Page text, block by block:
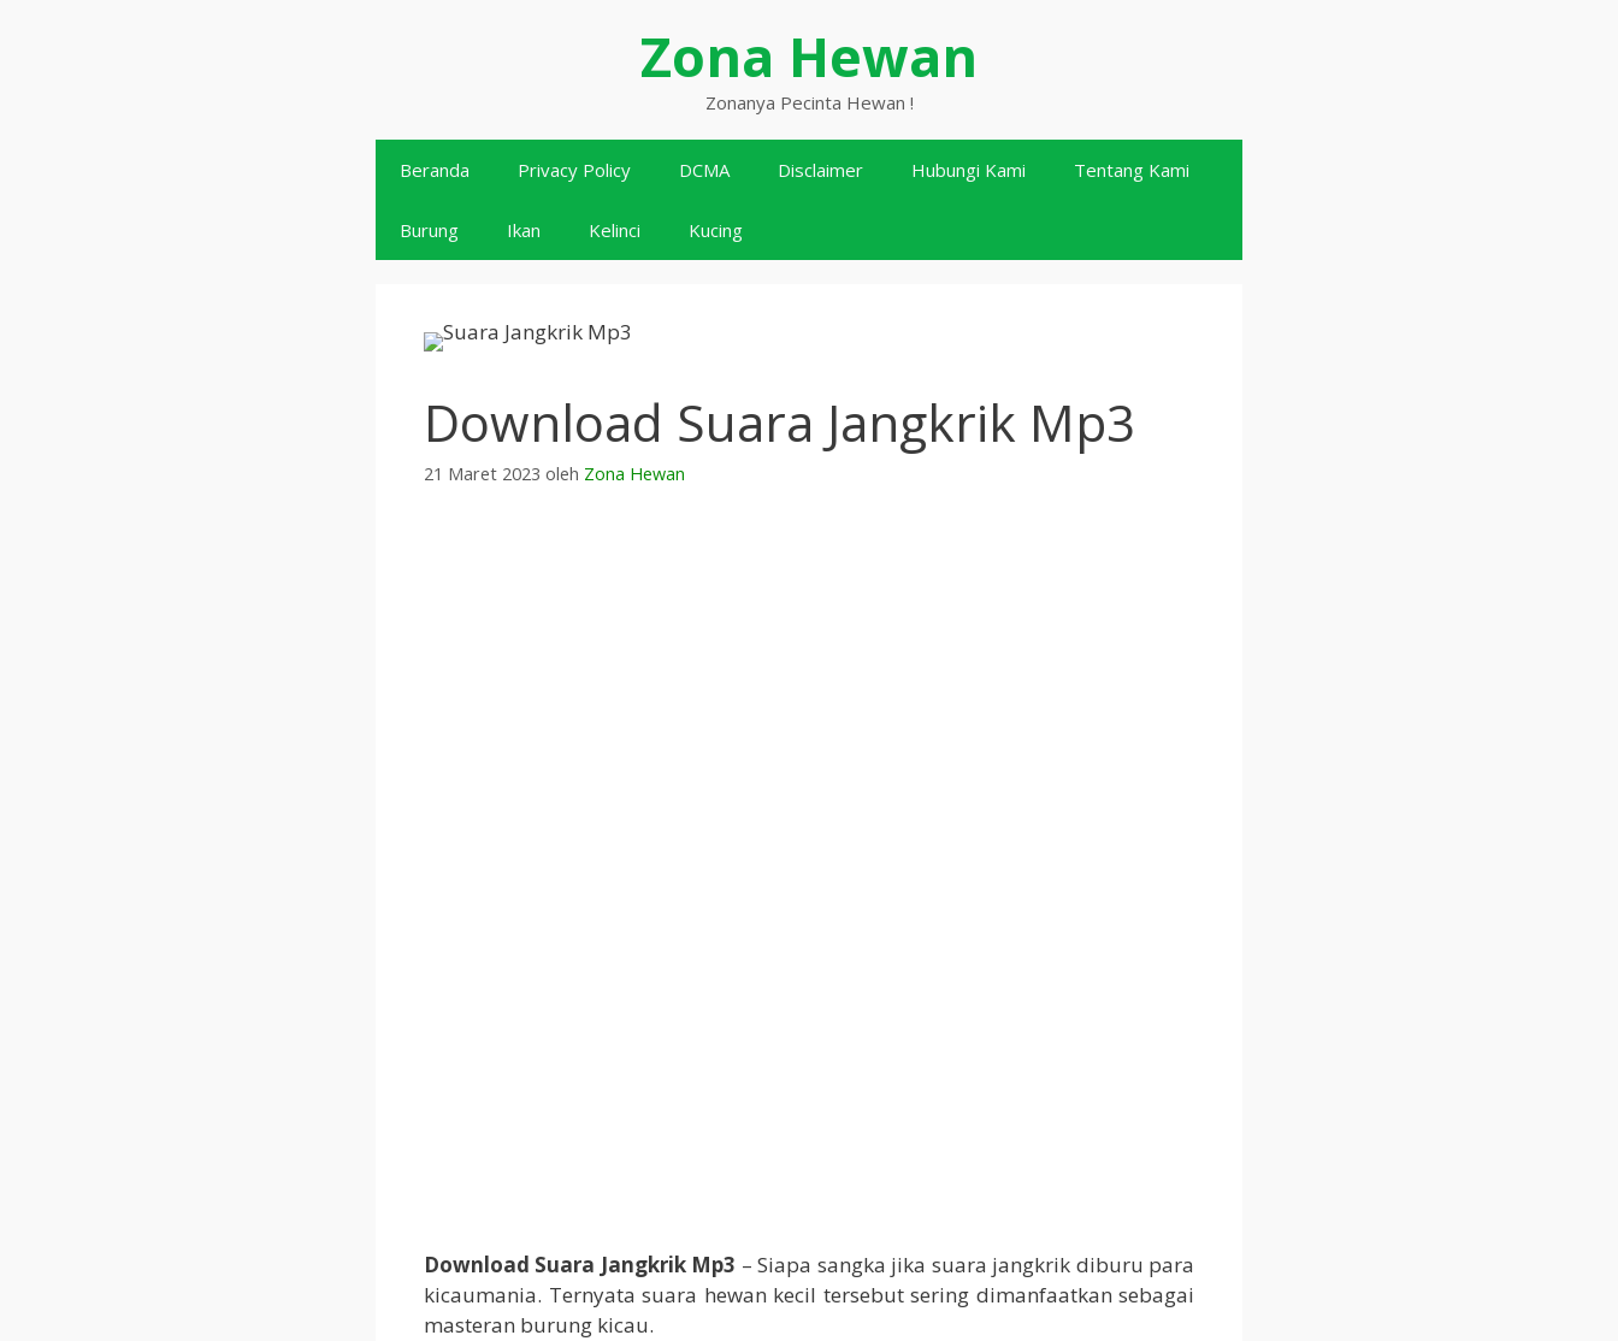
Zona Hewan
Zonanya Pecinta Hewan !
Beranda Privacy Policy DCMA Disclaimer Hubungi Kami Tentang Kami
Burung Ikan Kelinci Kucing
Download Suara Jangkrik Mp3
21 Maret 2023 oleh Zona Hewan
Download Suara Jangkrik Mp3 – Siapa sangka jika suara jangkrik diburu para
kicaumania. Ternyata suara hewan kecil tersebut sering dimanfaatkan sebagai
masteran burung kicau.